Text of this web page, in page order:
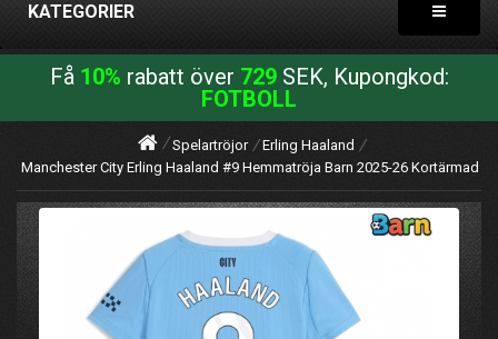
KATEGORIER
Få 10% rabatt över 729SEK, Kupongkod:
FOTBOLL
Spelartröjor
Erling Haaland
Manchester City Erling Haaland #9 Hemmatröja Barn 2025-26 Kortärmad